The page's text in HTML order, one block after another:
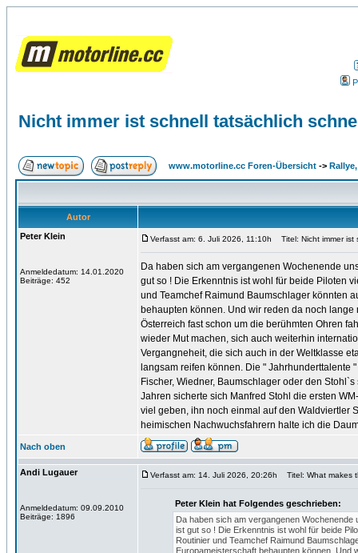
Nicht immer ist schnell tatsächlich
www.motorline.cc Foren-Übersicht ->
Autor
Peter Klein
Anmeldedatum: 14.01.2020
Beiträge: 452
Verfasst am: 6. Juli 2026, 11:10h Titel: Nicht immer ist
Da haben sich am vergangenen Wochenende
gut so ! Die Erkenntnis ist wohl für beide Piloten
und Teamchef Raimund Baumschlager könnten
behaupten können. Und wir reden da noch
Österreich fast schon um die berühmten Ohren
wieder Mut machen, sich auch weiterhin
Vergangneheit, die sich auch in der Weltklasse
langsam reifen können. Die "
Fischer, Wiedner, Baumschlager oder den
Jahren sicherte sich Manfred Stohl die ersten
viel geben, ihn noch einmal auf den Waldviertler
heimischen Nachwuchsfahrern halte ich die
Nach oben
Andi Lugauer
Anmeldedatum: 09.09.2010
Beiträge: 1896
Verfasst am: 14. Juli 2026, 20:26h Titel: What makes
Peter Klein hat Folgendes geschrieben:
Da haben sich am vergangenen
ist gut so ! Die Erkenntnis ist wohl für beide
Routinier und Teamchef Raimund
Europameisterschaft behaupten können. Und